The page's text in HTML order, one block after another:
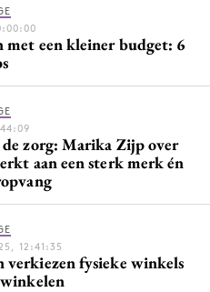
met een kleiner budget: 6
zorg: Marika Zijp over
aan een sterk merk én
12:41:35
verkiezen fysieke winkels